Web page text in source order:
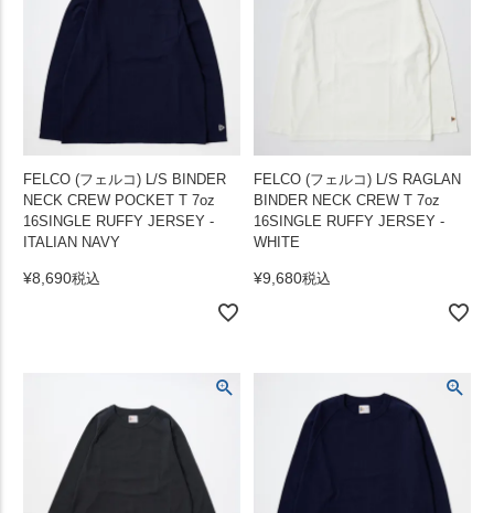
FELCO (フェルコ) L/S BINDER
NECK CREW POCKET T 7oz
16SINGLE RUFFY JERSEY -
ITALIAN NAVY
¥8,690税込
FELCO (フェルコ) L/S RAGLAN
BINDER NECK CREW T 7oz
16SINGLE RUFFY JERSEY -
WHITE
¥9,680税込